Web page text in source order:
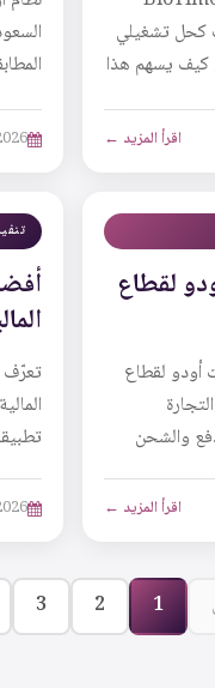
كحل تشغيلي
كيف يسهم هذا
اقرأ المزيد ←
لقطاع
أودو لقطاع
والشحن
تساعد هذه
اقرأ المزيد ←
تعرّف
تحسين
1
2
3